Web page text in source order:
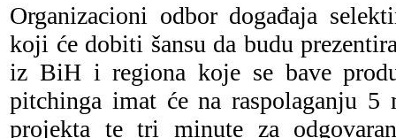
Organizacioni odbor događaja
koji će dobiti šansu da budu
iz BiH i regiona koje se bave
pitchinga imat će na raspolaganju 5
projekta te tri minute za